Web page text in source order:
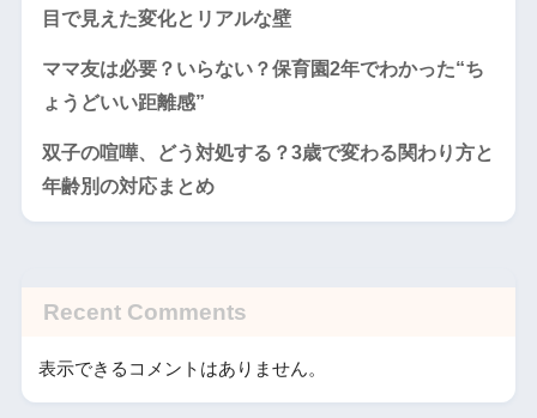
目で見えた変化とリアルな壁
ママ友は必要？いらない？保育園2年でわかった“ち
ょうどいい距離感”
双子の喧嘩、どう対処する？3歳で変わる関わり方と
年齢別の対応まとめ
Recent Comments
表示できるコメントはありません。